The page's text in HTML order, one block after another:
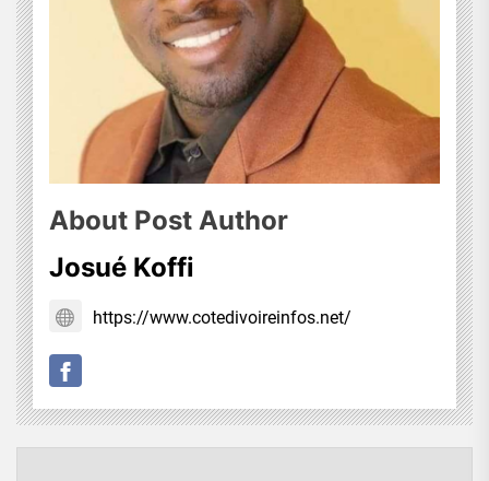
About Post Author
Josué Koffi
https://www.cotedivoireinfos.net/